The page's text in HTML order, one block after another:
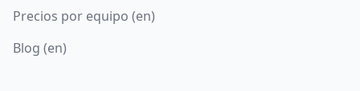
Precios por equipo (en)
Blog (en)